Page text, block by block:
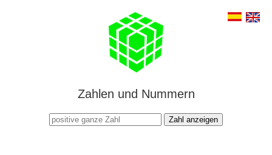
Zahlen und Nummern
Zahl anzeigen